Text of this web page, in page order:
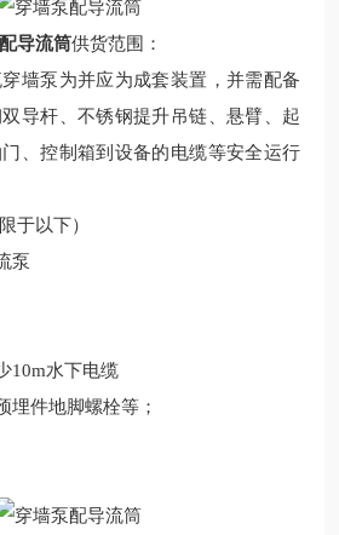
导流筒供货范围：
墙泵为并应为成套装置，并需配备
导杆、不锈钢提升吊链、悬臂、起
、控制箱到设备的电缆等安全运行
于以下）
泵
10m水下电缆
埋件地脚螺栓等；